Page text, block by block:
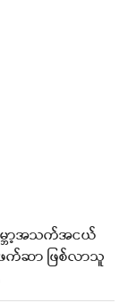
ဘာ့အသက်အငယ်
က်ဆာ ဖြစ်လာသူ